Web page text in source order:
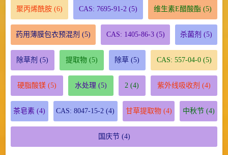
聚丙烯酰胺(6) CAS: 7695-91-2 (5) 维生素E醋酸酯 (5)
药用薄膜包衣预混剂 (5) CAS: 1405-86-3(5) 杀菌剂 (5)
除草剂 (5) 提取物(5) 除草 (5) CAS: 557-04-0(5)
硬脂酸镁(5) 水处理 (5) 2 (4) 紫外线吸收剂 (4)
茶皂素 (4) CAS: 8047-15-2 (4) 甘草提取物(4) 中秋节(4)
国庆节(4)